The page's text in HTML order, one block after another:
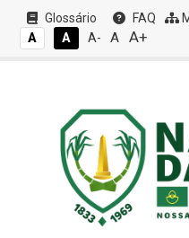
Glossário FAQ
A
A A- A A+